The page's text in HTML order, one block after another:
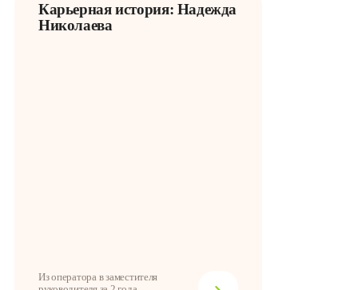
Карьерная история: Надежда
Николаева
Из оператора в заместителя